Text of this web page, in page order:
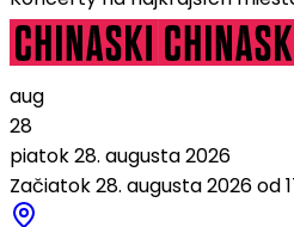
aug
28
piatok 28. augusta 2026
Začiatok 28. augusta 2026 od